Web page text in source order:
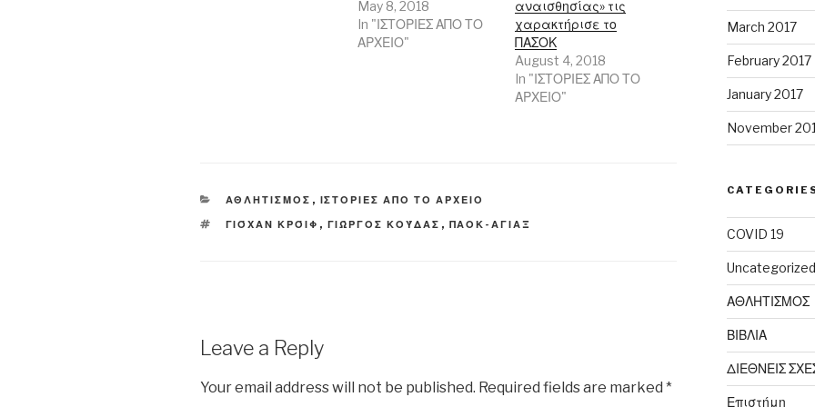
May 8, 2018
In "ΙΣΤΟΡΙΕΣ ΑΠΟ ΤΟ
ΑΡΧΕΙΟ"
αναισθησίας» τις
χαρακτήρισε το
ΠΑΣΟΚ
August 4, 2018
In "ΙΣΤΟΡΙΕΣ ΑΠΟ ΤΟ
ΑΡΧΕΙΟ"
CATEGORIES
ΑΘΛΗΤΙΣΜΟΣ , ΙΣΤΟΡΙΕΣ ΑΠΟ ΤΟ ΑΡΧΕΙΟ
TAGS
ΓΙΌΧΑΝ ΚΡΌΙΦ , ΓΙΏΡΓΟΣ ΚΟΎΔΑΣ , ΠΑΟΚ-ΑΓΙΑΞ
Leave a Reply
Your email address will not be published. Required fields are marked *
March 2017
February 2017
January 2017
November
COVID 19
Uncategorized
ΑΘΛΗΤΙΣΜΟΣ
ΒΙΒΛΙΑ
ΔΙΕΘΝΕΙΣ
Επιστήμη